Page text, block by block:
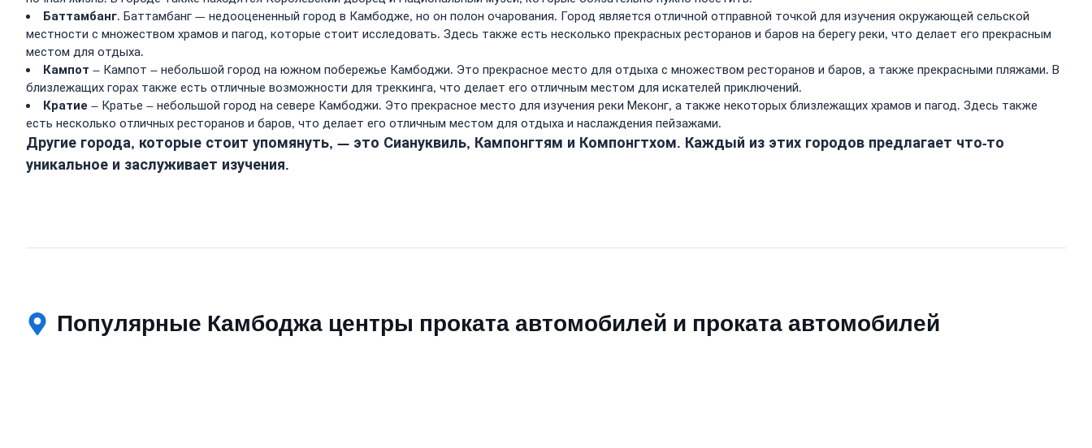
Баттамбанг. Баттамбанг — недооцененный город в Камбодже, но он полон очарования. Город является отличной отправной точкой для изучения окружающей сельской
местности с множеством храмов и пагод, которые стоит исследовать. Здесь также есть несколько прекрасных ресторанов и баров на берегу реки, что делает его прекрасным
местом для отдыха.
Кампот – Кампот – небольшой город на южном побережье Камбоджи. Это прекрасное место для отдыха с множеством ресторанов и баров, а также прекрасными пляжами. В
близлежащих горах также есть отличные возможности для треккинга, что делает его отличным местом для искателей приключений.
Кратие – Кратье – небольшой город на севере Камбоджи. Это прекрасное место для изучения реки Меконг, а также некоторых близлежащих храмов и пагод. Здесь также
есть несколько отличных ресторанов и баров, что делает его отличным местом для отдыха и наслаждения пейзажами.
Другие города, которые стоит упомянуть, — это Сиануквиль, Кампонгтям и Компонгтхом. Каждый из этих городов предлагает что-то
уникальное и заслуживает изучения.
Популярные Камбоджа центры проката автомобилей и проката автомобилей